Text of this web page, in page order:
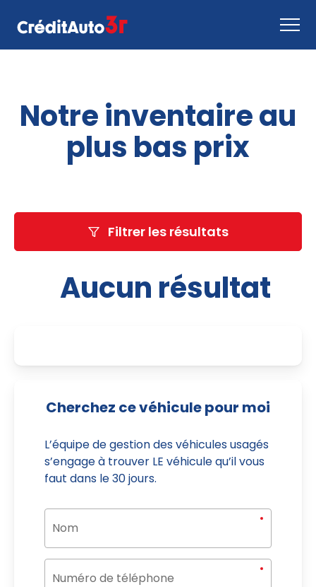
Comment ça marche
Nous joindre
Inventaire
Notre inventaire au
plus bas prix
Filtrer les résultats
Aucun résultat
Cherchez ce véhicule pour moi
L’équipe de gestion des véhicules usagés
s’engage à trouver LE véhicule qu’il vous
faut dans le 30 jours.